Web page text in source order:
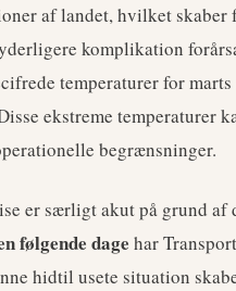
af landet, hvilket
komplikation
temperaturer for
ekstreme temperaturer
begrænsninger.
er særligt akut på grund af
følgende dage har
hidtil usete situation